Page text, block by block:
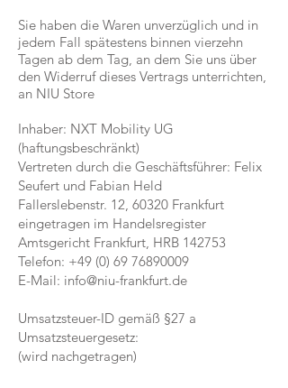
Sie haben die Waren unverzüglich und in
jedem Fall spätestens binnen vierzehn
Tagen ab dem Tag, an dem Sie uns über
den Widerruf dieses Vertrags unterrichten,
an NIU Store
Inhaber: NXT Mobility UG
(haftungsbeschränkt)
Vertreten durch die Geschäftsführer: Felix
Seufert und Fabian Held
Fallerslebenstr. 12, 60320 Frankfurt
eingetragen im Handelsregister
Amtsgericht Frankfurt, HRB 142753
Telefon: +49 (0) 69 76890009
E-Mail: info@niu-frankfurt.de
Umsatzsteuer-ID gemäß §27 a
Umsatzsteuergesetz:
(wird nachgetragen)​